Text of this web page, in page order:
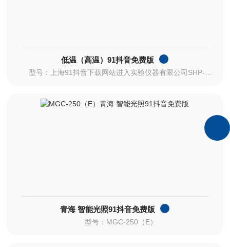
低温（高温）91抖音免费版
型号：上海91抖音下载网站进入实验仪器有限公司SHP-150DA
青海 智能光照91抖音免费版
型号：MGC-250（E）